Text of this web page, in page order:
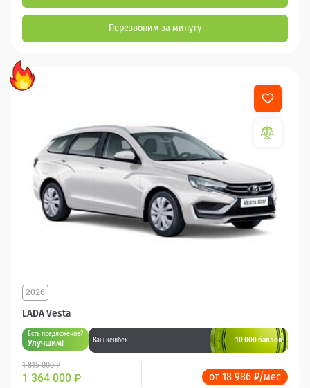
Перезвоним за минуту
LADA Vesta
2026
Есть предложение?
Улучшим! Ваш кешбек 10 000 баллов
1 815 000 ₽
1 364 000 ₽ от 18 986 ₽/мес